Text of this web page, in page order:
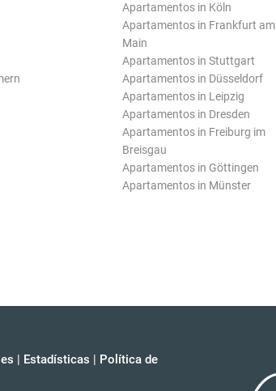
Apartamentos in Köln
Apartamentos in Frankfurt am
Main
Apartamentos in Stuttgart
Apartamentos in Düsseldorf
Apartamentos in Leipzig
Apartamentos in Dresden
Apartamentos in Freiburg im
Breisgau
Apartamentos in Göttingen
Apartamentos in Münster
| Estadísticas | Política de